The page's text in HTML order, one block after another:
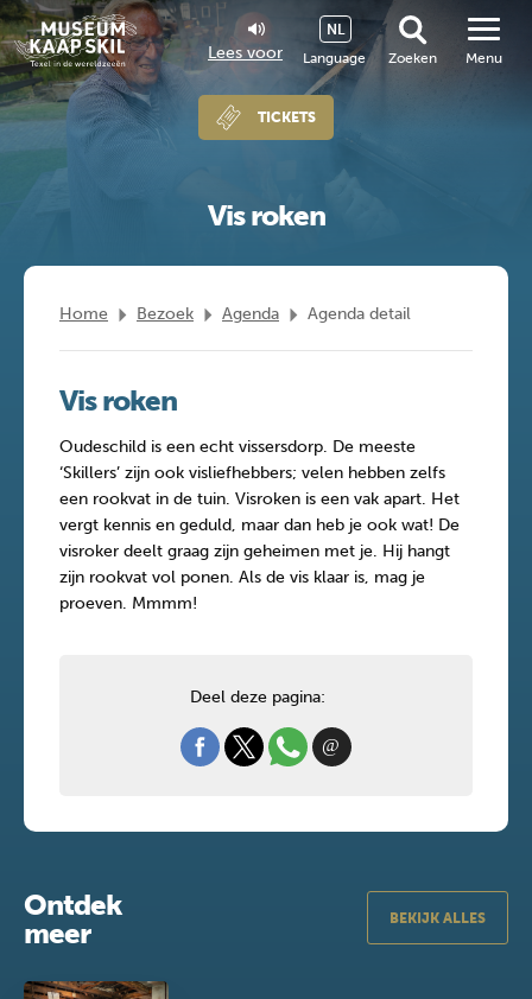
Lees voor Language
NL
Zoeken
TICKETS
Menu
Vis roken
Home Bezoek Agenda Agenda detail
Vis roken
Oudeschild is een echt vissersdorp. De meeste
‘Skillers’ zijn ook visliefhebbers; velen hebben zelfs
een rookvat in de tuin. Visroken is een vak apart. Het
vergt kennis en geduld, maar dan heb je ook wat! De
visroker deelt graag zijn geheimen met je. Hij hangt
zijn rookvat vol ponen. Als de vis klaar is, mag je
proeven. Mmmm!
Deel deze pagina:
Ontdek
meer
BEKIJK ALLES